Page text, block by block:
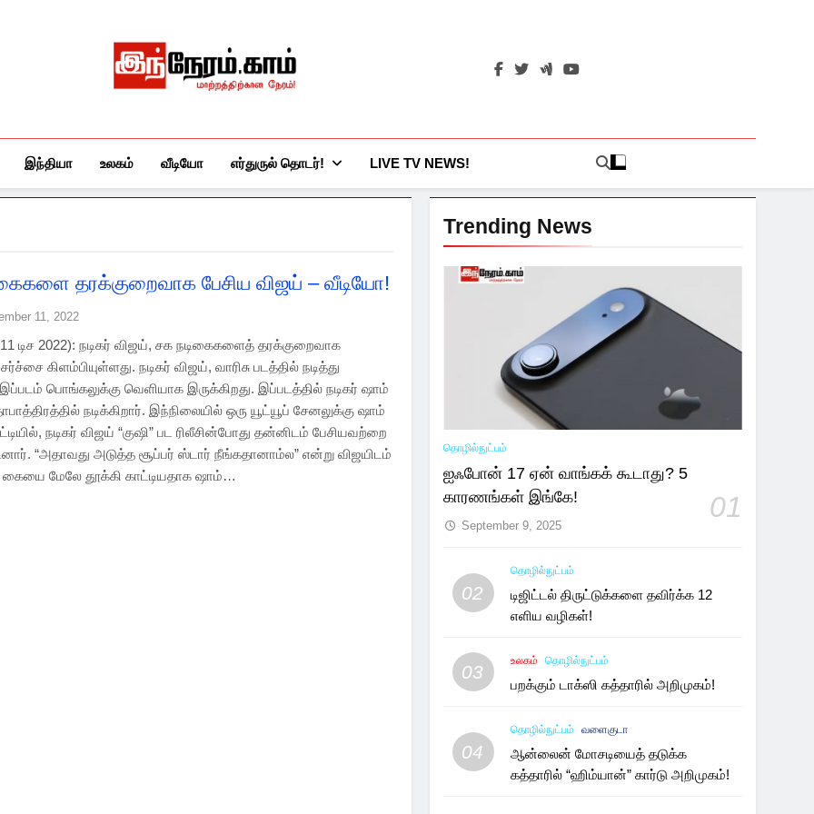
இந்நேரம்.காம்
இந்தியா உலகம் வீடியோ எர்துருல் தொடர்! LIVE TV NEWS!
தரக்குறைவாக பேசிய விஜய் – வீடியோ!
11, 2022
டிச 2022): நடிகர் விஜய், சக நடிகைகளைத் தரக்குறைவாக
கிளம்பியுள்ளது. நடிகர் விஜய், வாரிசு படத்தில் நடித்து
இப்படம் பொங்கலுக்கு வெளியாக இருக்கிறது. இப்படத்தில் நடிகர் ஷாம்
நடிக்கிறார். இந்நிலையில் ஒரு யூட்யூப் சேனலுக்கு ஷாம்
நடிகர் விஜய் “குஷி” பட ரிலீசின்போது தன்னிடம் பேசியவற்றை
“அதாவது அடுத்த சூப்பர் ஸ்டார் நீங்கதானாம்ல” என்று விஜயிடம்
கையை மேலே தூக்கி காட்டியதாக ஷாம்…
Trending News
தொழில்நுட்பம்
ஐஃபோன் 17 ஏன் வாங்கக் கூடாது? 5
காரணங்கள் இங்கே!
01
September 9, 2025
02
தொழில்நுட்பம்
டிஜிட்டல் திருட்டுக்களை தவிர்க்க 12
எளிய வழிகள்!
03
உலகம் தொழில்நுட்பம்
பறக்கும் டாக்ஸி கத்தாரில் அறிமுகம்!
04
தொழில்நுட்பம் வளைகுடா
ஆன்லைன் மோசடியைத் தடுக்க
கத்தாரில் “ஹிம்யான்” கார்டு அறிமுகம்!